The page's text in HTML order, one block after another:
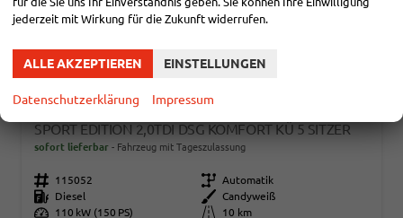
VOLKSWAGEN T7 MULTIVAN
SPORT EDITION 2,0TDI DSG KOMFORT KÜ 5 SITZER
sofort lieferbar Fahrzeug mit Tageszulassung
Fahrzeugnr. 115052 Getriebe Automatik
Kraftstoff
Diesel Außenfarbe
Candyweiß
Leistung
110 kW (150 PS) Kilometerstand
10 km
jederzeit mit Wirkung für die Zukunft widerrufen.
ALLE AKZEPTIEREN EINSTELLUNGEN
Datenschutzerklärung Impressum